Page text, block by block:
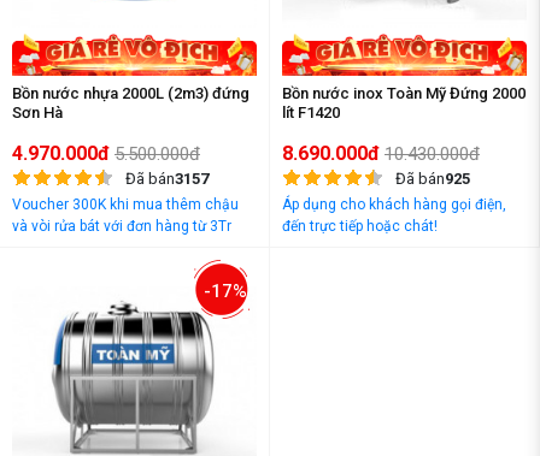
Bồn nước nhựa 2000L (2m3) đứng
Sơn Hà
4.970.000đ 5.500.000đ
Đã bán3157
Voucher 300K khi mua thêm chậu
và vòi rửa bát với đơn hàng từ 3Tr
Bồn nước inox Toàn Mỹ Đứng 2000
lít F1420
8.690.000đ 10.430.000đ
Đã bán925
Áp dụng cho khách hàng gọi điện,
đến trực tiếp hoặc chát!
-17%